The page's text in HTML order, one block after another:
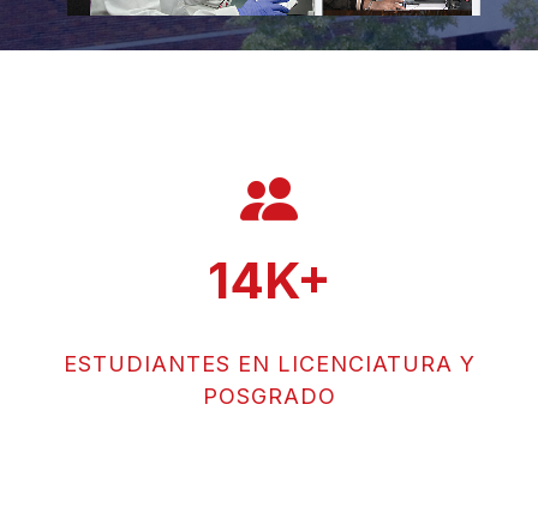
14K+
ESTUDIANTES EN LICENCIATURA Y
POSGRADO